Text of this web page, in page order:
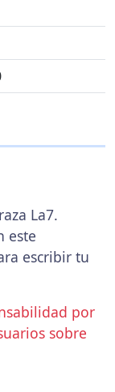
La7.
este
escribir tu
por
sobre